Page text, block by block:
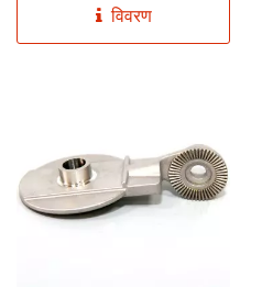
विवरण